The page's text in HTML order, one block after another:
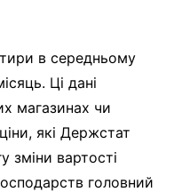
в середньому
Ці дані
магазинах чи
які Держстат
зміни вартості
головний